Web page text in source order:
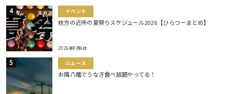
イベント
枚方の近所の夏祭りスケジュール2026【ひらつーまとめ】
2026年8月6日
ニュース
お隣八幡でうなぎ食べ放題やってる！